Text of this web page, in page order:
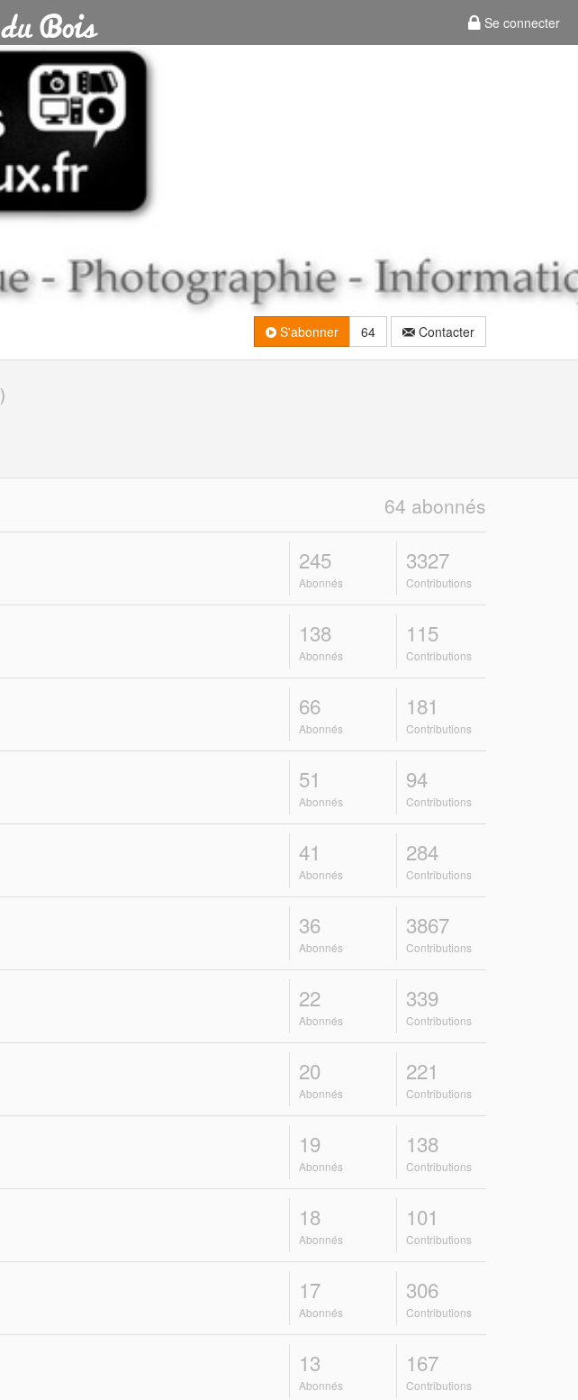
Se connecter
)
S'abonner 64 Contacter
64 abonnés
245
Abonnés
3327
Contributions
138
Abonnés
115
Contributions
66
Abonnés
181
Contributions
51
Abonnés
94
Contributions
41
Abonnés
284
Contributions
36
Abonnés
3867
Contributions
22
Abonnés
339
Contributions
20
Abonnés
221
Contributions
19
Abonnés
138
Contributions
18
Abonnés
101
Contributions
17
Abonnés
306
Contributions
13
Abonnés
167
Contributions